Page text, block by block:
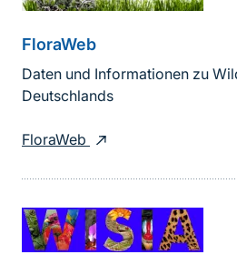
FloraWeb
Daten und Informationen zu
Deutschlands
FloraWeb